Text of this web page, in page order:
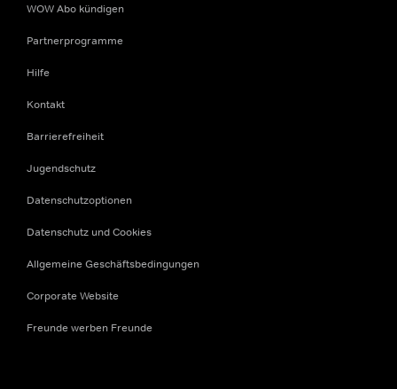
WOW Abo kündigen
Partnerprogramme
Hilfe
Kontakt
Barrierefreiheit
Jugendschutz
Datenschutzoptionen
Datenschutz und Cookies
Allgemeine Geschäftsbedingungen
Corporate Website
Freunde werben Freunde